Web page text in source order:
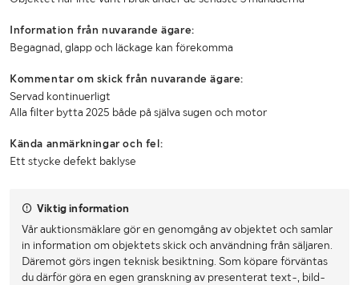
Information från nuvarande ägare:
Begagnad, glapp och läckage kan förekomma
Kommentar om skick från nuvarande ägare:
Servad kontinuerligt
Alla filter bytta 2025 både på själva sugen och motor
Kända anmärkningar och fel:
Ett stycke defekt baklyse
Viktig information
Vår auktionsmäklare gör en genomgång av objektet och samlar
in information om objektets skick och användning från säljaren.
Däremot görs ingen teknisk besiktning. Som köpare förväntas
du därför göra en egen granskning av presenterat text-, bild-